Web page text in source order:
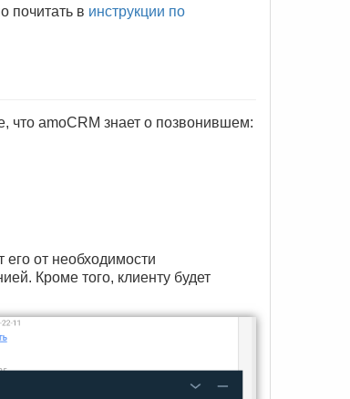
почитать в инструкции по
что amoCRM знает о позвонившем:
его от необходимости
Кроме того, клиенту будет